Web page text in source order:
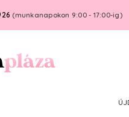
(munkanapokon 9:00 - 17:00-ig)